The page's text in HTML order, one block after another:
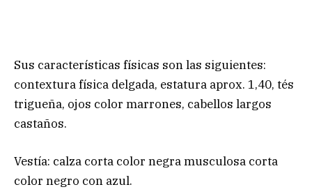
Sus características físicas son las siguientes:
contextura física delgada, estatura aprox. 1,40, tés
trigueña, ojos color marrones, cabellos largos
castaños.
Vestía: calza corta color negra musculosa corta
color negro con azul.